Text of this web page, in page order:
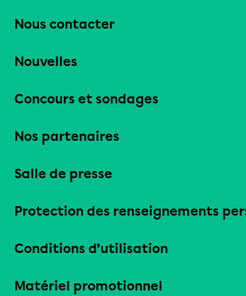
Nous contacter
Nouvelles
Concours et sondages
Nos partenaires
Salle de presse
Protection des renseignements
Conditions d’utilisation
Matériel promotionnel